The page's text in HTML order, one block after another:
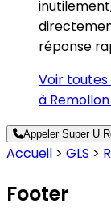
réponse
Voir toutes
à
Appeler Super U
Accueil > GLS >
Footer